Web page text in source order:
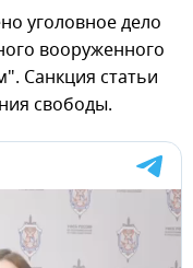
уголовное дело
вооруженного
Санкция статьи
свободы.